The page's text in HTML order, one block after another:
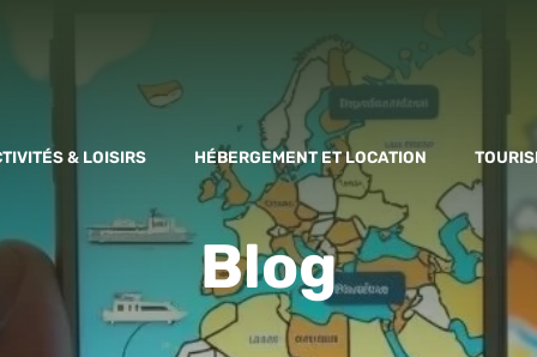
& LOISIRS HÉBERGEMENT ET LOCATION
Blog